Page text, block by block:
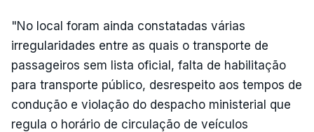
"No local foram ainda constatadas várias
irregularidades entre as quais o transporte de
passageiros sem lista oficial, falta de habilitação
para transporte público, desrespeito aos tempos de
condução e violação do despacho ministerial que
regula o horário de circulação de veículos